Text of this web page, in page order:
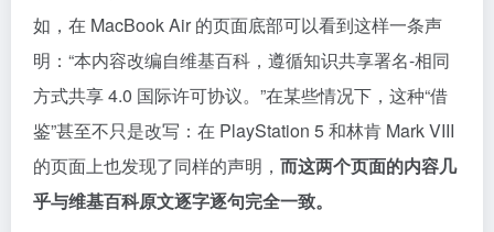
如，在 MacBook Air 的页面底部可以看到这样一条声
明：“本内容改编自维基百科，遵循知识共享署名-相同
方式共享 4.0 国际许可协议。”在某些情况下，这种“借
鉴”甚至不只是改写：在 PlayStation 5 和林肯 Mark VIII
的页面上也发现了同样的声明， 而这两个页面的内容几
乎与维基百科原文逐字逐句完全一致。